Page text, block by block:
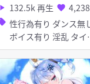
play_arrow 132.5k 再生 favorite 4,238
性行為有り ダンス無し
ボイス有り 淫乱 タイ
ツ・ストッキング